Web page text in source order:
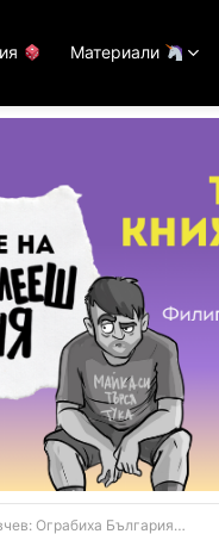
Материали
България пред очите на целия свят (ВИДЕО)